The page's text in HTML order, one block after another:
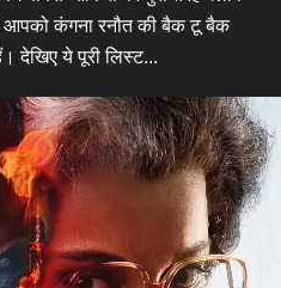
आपको कंगना रनौत की बैक टू बैक
देखिए ये पूरी लिस्ट...